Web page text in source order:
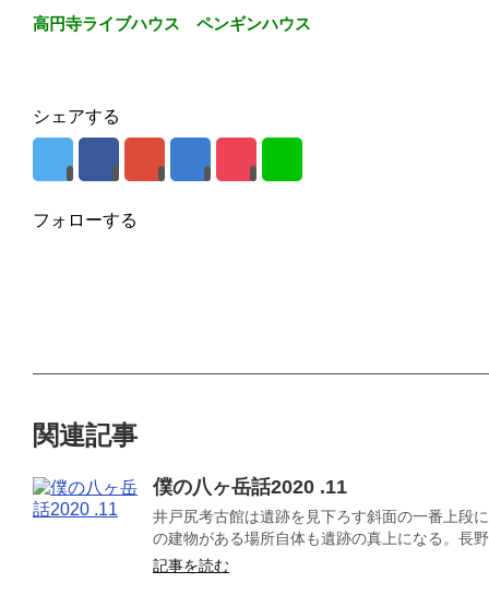
高円寺ライブハウス ペンギンハウス
シェアする
フォローする
関連記事
僕の八ヶ岳話2020 .11
井戸尻考古館は遺跡を見下ろす斜面の一番上段
の建物がある場所自体も遺跡の真上になる。長
記事を読む